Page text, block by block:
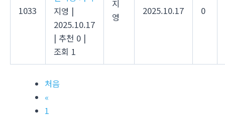
1033
지영 |
2025.10.17
| 추천 0 |
조회 1
지
영
2025.10.17 0
처음
«
1